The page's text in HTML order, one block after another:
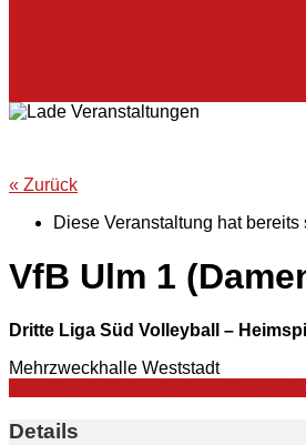
« Zurück
Diese Veranstaltung hat bereits
VfB Ulm 1
Dritte Liga Süd Volleyball –
Mehrzweckhalle Weststadt
Details